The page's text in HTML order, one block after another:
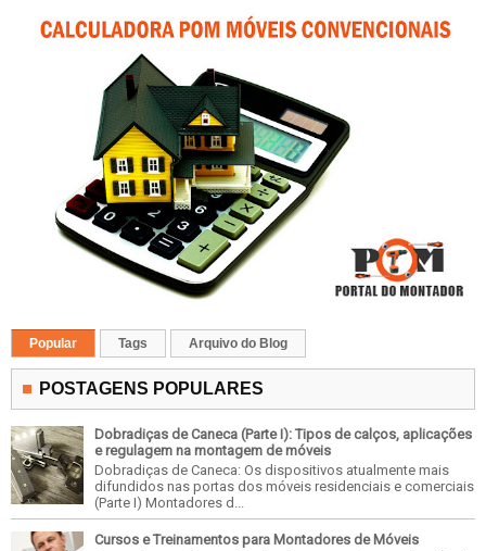
Popular Tags Arquivo do Blog
POSTAGENS POPULARES
Dobradiças de Caneca (Parte I): Tipos de calços, aplicações
e regulagem na montagem de móveis
Dobradiças de Caneca: Os dispositivos atualmente mais
difundidos nas portas dos móveis residenciais e comerciais
(Parte I) Montadores d...
Cursos e Treinamentos para Montadores de Móveis